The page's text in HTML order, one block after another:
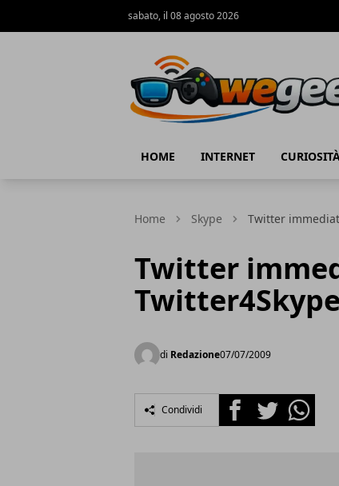
sabato, il 08 agosto 2026
HOME INTERNET
Home Skype Twitter
Twitter
Twitter4Skype
di Redazione07/07/2009
Condividi FacebookTwitterWhatsapp